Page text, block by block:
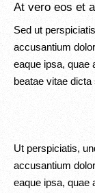
At vero eos et
Sed ut
accusantium
eaque ipsa, quae
beatae vitae dicta
Ut perspiciatis,
accusantium
eaque ipsa, quae